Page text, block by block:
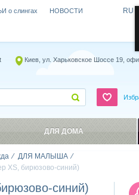
ДЛЯ МАЛЫША
XS, бирюзово-синий)
синий)
о слингах НОВОСТИ RU
Киев, ул. Харьковское Шоссе 19,
ДЛЯ ДОМА